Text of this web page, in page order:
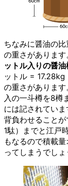
ちなみに醤油の
の重さがありま
ットル入りの醤
ットル =
の重さがありま
入の一斗樽を8樽
には記されてい
背負わせること
1駄）までと江戸
もなるので積載
ってしまうでしょ